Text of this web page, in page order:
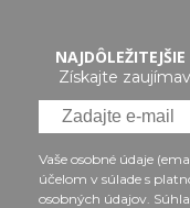
Získajte
Vaše osobné údaje
účelom v súlade s
osobných údajov.